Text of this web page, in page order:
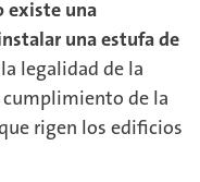
existe una
una estufa de
legalidad de la
de la
rigen los edificios